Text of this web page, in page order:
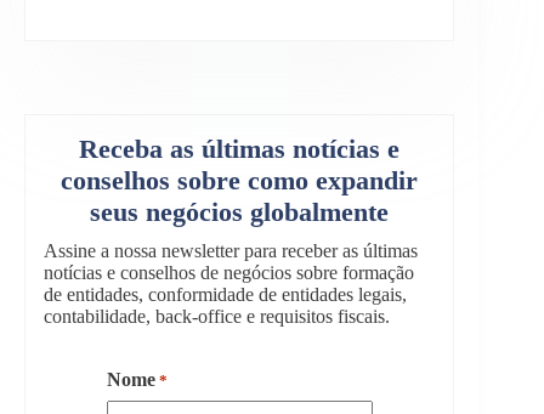
Receba as últimas notícias e
conselhos sobre como expandir
seus negócios globalmente
Assine a nossa newsletter para receber as últimas
notícias e conselhos de negócios sobre formação
de entidades, conformidade de entidades legais,
contabilidade, back-office e requisitos fiscais.
Nome *